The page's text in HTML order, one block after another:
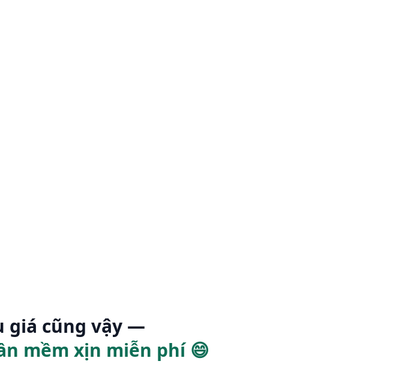
giá cũng vậy —
mềm xịn miễn phí 😄